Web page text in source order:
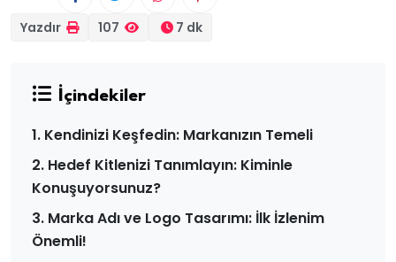
Yazdır 107 7 dk
İçindekiler
1. Kendinizi Keşfedin: Markanızın Temeli
2. Hedef Kitlenizi Tanımlayın: Kiminle
Konuşuyorsunuz?
3. Marka Adı ve Logo Tasarımı: İlk İzlenim
Önemli!